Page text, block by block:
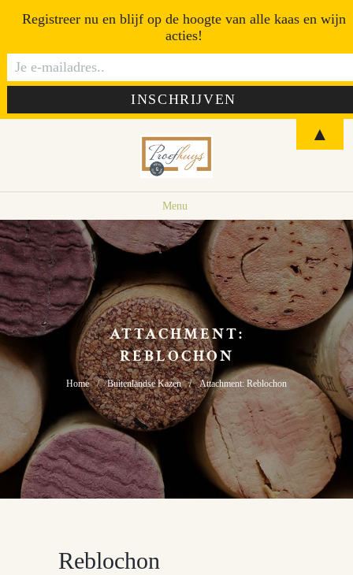
Menu
ATTACHMENT:
REBLOCHON
Home Buitenlandse Kazen Attachment: Reblochon
Reblochon
Registreer nu en blijf op de hoogte van alle kaas en wijn
acties!
▲